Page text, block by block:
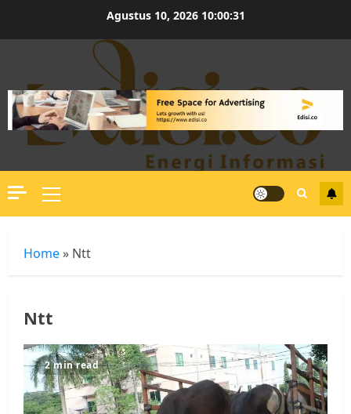
Agustus 10, 2026 10:00:31
Primary
Menu
Home » Ntt
Ntt
2 min read